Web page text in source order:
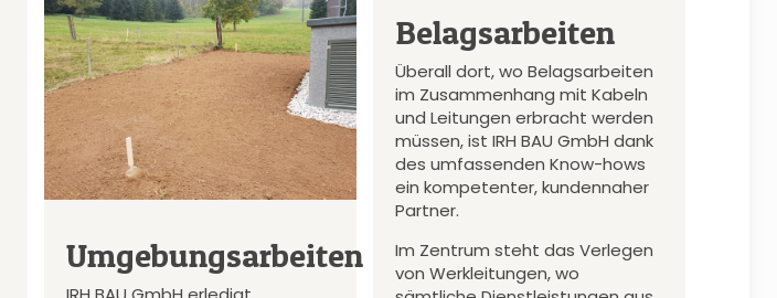
Umgebungsarbeiten
Belagsarbeiten
Überall dort, wo Belagsarbeiten
im Zusammenhang mit Kabeln
und Leitungen erbracht werden
müssen, ist IRH BAU GmbH dank
des umfassenden Know-hows
ein kompetenter, kundennaher
Partner.
Im Zentrum steht das Verlegen
von Werkleitungen, wo